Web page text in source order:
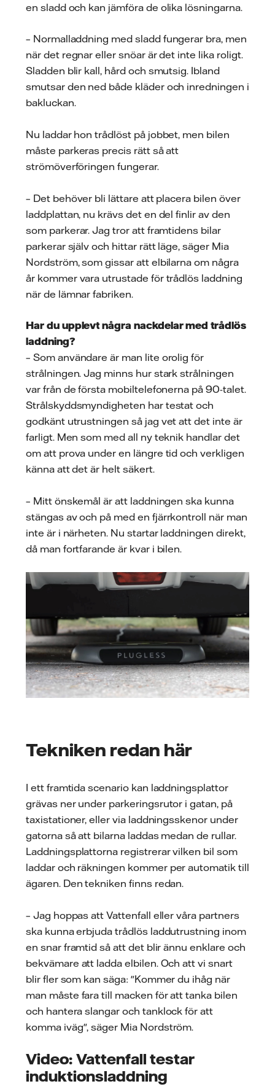
en sladd och kan jämföra de olika lösningarna.
– Normalladdning med sladd fungerar bra, men
när det regnar eller snöar är det inte lika roligt.
Sladden blir kall, hård och smutsig. Ibland
smutsar den ned både kläder och inredningen i
bakluckan.
Nu laddar hon trådlöst på jobbet, men bilen
måste parkeras precis rätt så att
strömöverföringen fungerar.
– Det behöver bli lättare att placera bilen över
laddplattan, nu krävs det en del finlir av den
som parkerar. Jag tror att framtidens bilar
parkerar själv och hittar rätt läge, säger Mia
Nordström, som gissar att elbilarna om några
år kommer vara utrustade för trådlös laddning
när de lämnar fabriken.
Har du upplevt några nackdelar med trådlös
laddning?
– Som användare är man lite orolig för
strålningen. Jag minns hur stark strålningen
var från de första mobiltelefonerna på 90-talet.
Strålskyddsmyndigheten har testat och
godkänt utrustningen så jag vet att det inte är
farligt. Men som med all ny teknik handlar det
om att prova under en längre tid och verkligen
känna att det är helt säkert.
– Mitt önskemål är att laddningen ska kunna
stängas av och på med en fjärrkontroll när man
inte är i närheten. Nu startar laddningen direkt,
då man fortfarande är kvar i bilen.
Tekniken redan här
I ett framtida scenario kan laddningsplattor
grävas ner under parkeringsrutor i gatan, på
taxistationer, eller via laddningsskenor under
gatorna så att bilarna laddas medan de rullar.
Laddningsplattorna registrerar vilken bil som
laddar och räkningen kommer per automatik till
ägaren. Den tekniken finns redan.
– Jag hoppas att Vattenfall eller våra partners
ska kunna erbjuda trådlös laddutrustning inom
en snar framtid så att det blir ännu enklare och
bekvämare att ladda elbilen. Och att vi snart
blir fler som kan säga: "Kommer du ihåg när
man måste fara till macken för att tanka bilen
och hantera slangar och tanklock för att
komma iväg", säger Mia Nordström.
Video: Vattenfall testar
induktionsladdning